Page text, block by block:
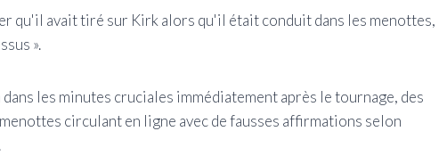
qu'il avait tiré sur Kirk alors qu'il était conduit dans les menottes,
».
les minutes cruciales immédiatement après le tournage, des
circulant en ligne avec de fausses affirmations selon